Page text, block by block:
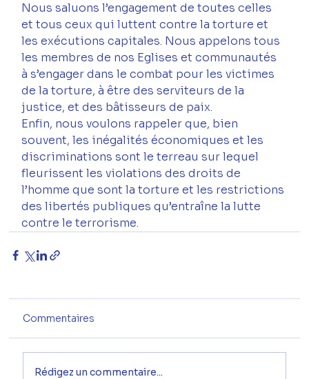
Nous saluons l’engagement de toutes celles
et tous ceux qui luttent contre la torture et
les exécutions capitales. Nous appelons tous
les membres de nos Eglises et communautés
à s’engager dans le combat pour les victimes
de la torture, à être des serviteurs de la
justice, et des bâtisseurs de paix.
Enfin, nous voulons rappeler que, bien
souvent, les inégalités économiques et les
discriminations sont le terreau sur lequel
fleurissent les violations des droits de
l’homme que sont la torture et les restrictions
des libertés publiques qu’entraîne la lutte
contre le terrorisme.
Commentaires
Rédigez un commentaire...